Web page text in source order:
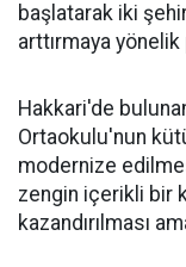
başlatarak iki
arttırmaya yönelik
Hakkari'de
Ortaokulu'nun
modernize
zengin içerikli bir
kazandırılması